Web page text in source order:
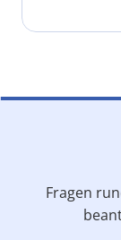
Fragen